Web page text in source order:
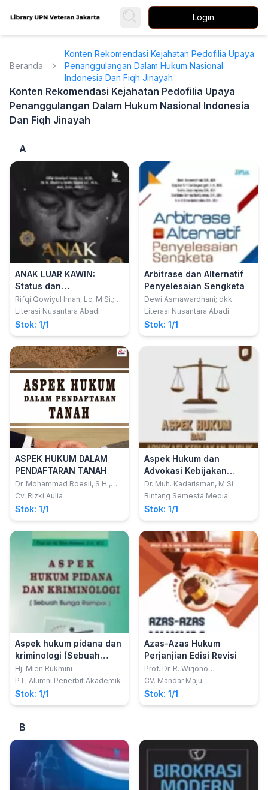
Login
Beranda
Konten Rekomendasi Kejahatan Pedofilia Upaya
Penanggulangan Dalam Hukum Nasional
Indonesia Dan Fiqh Jinayah
Konten Rekomendasi Kejahatan Pedofilia Upaya
Penanggulangan Dalam Hukum Nasional Indonesia
Dan Fiqh Jinayah
A
ANAK LUAR KAWIN:
Status dan
Perlindungannya Dalam
Tinjauan Hukum Islam
Rifqi Qowiyul Iman, Lc, M.Si.;
Dr. H. Shofa'u Qolbi Djabir, Lc.,
Literasi Nusantara Abadi
Stok: 1/1
Arbitrase dan Alternatif
Penyelesaian Sengketa
Dewi Asmawardhani; dkk
Literasi Nusantara Abadi
Stok: 1/1
ASPEK HUKUM DALAM
PENDAFTARAN TANAH
Dr. Mohammad Roesli, S.H.,
M.Hum
Cv. Rizki Aulia
Stok: 1/1
Aspek Hukum dan
Advokasi Kebijakan
Publik
Dr. Muh. Kadarisman, M.Si.
Bintang Semesta Media
Stok: 1/1
Aspek hukum pidana dan
kriminologi (Sebuah
bunga rampai)
Hj. Mien Rukmini
PT. Alumni Penerbit Akademik
Stok: 1/1
Azas-Azas Hukum
Perjanjian Edisi Revisi
Prof. Dr. R. Wirjono
Prodjodikoro, S.H.
CV. Mandar Maju
Stok: 1/1
B